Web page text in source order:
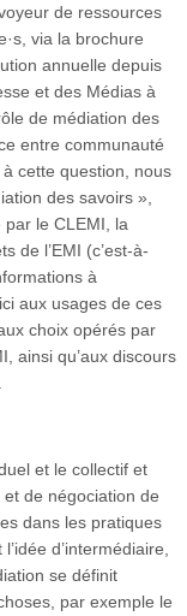
de ressources
via la brochure
annuelle depuis
et des Médias à
de médiation des
entre communauté
cette question, nous
des savoirs »,
le CLEMI, la
de l’EMI (c’est-à-
à
aux usages de ces
choix opérés par
ainsi qu’aux discours
et le collectif et
et de négociation de
dans les pratiques
d’intermédiaire,
se définit
par exemple le